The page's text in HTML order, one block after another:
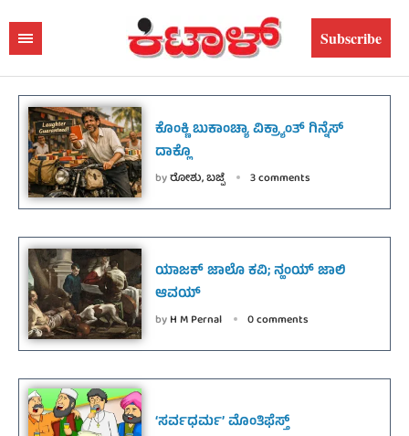
Subscribe
ಕೊಂಕ್ಣಿ ಬುಕಾಂಚ್ಯಾ ವಿಕ್ರ್ಯಾಂತ್ ಗಿನ್ನೆಸ್
ದಾಕ್ಲೊ
byರೋಶು, ಬಜ್ಪೆ 3 comments
ಯಾಜಕ್ ಜಾಲೊ ಕವಿ; ನ್ಹಂಯ್ ಜಾಲಿ
ಆವಯ್
byH M Pernal 0 comments
‘ಸರ್ವಧರ್ಮ’ ಮೊಂತಿಫೆಸ್ತ್